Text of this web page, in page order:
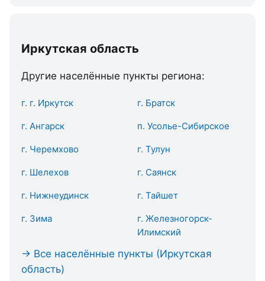
Иркутская область
Другие населённые пункты региона:
г. г. Иркутск г. Братск
г. Ангарск п. Усолье-Сибирское
г. Черемхово г. Тулун
г. Шелехов г. Саянск
г. Нижнеудинск г. Тайшет
г. Зима
г. Железногорск-
Илимский
→ Все населённые пункты (Иркутская
область)